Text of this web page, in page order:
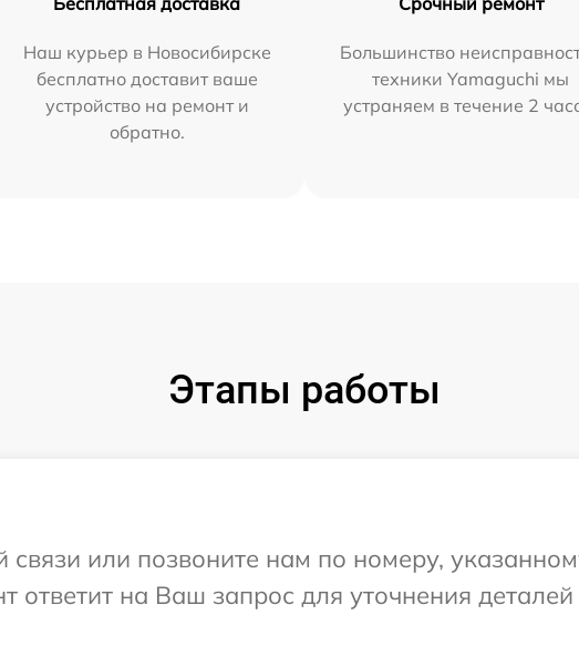
Наш курьер в Новосибирске
бесплатно доставит ваше
устройство на ремонт и
обратно.
Большинство
техники Yamaguchi мы
устраняем в течение 2
Этапы работы
или позвоните нам по номеру,
ответит на Ваш запрос для уточнения